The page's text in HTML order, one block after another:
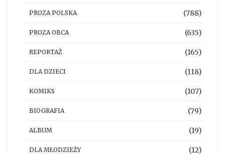
PROZA POLSKA (788)
PROZA OBCA (635)
REPORTAŻ (165)
DLA DZIECI (118)
KOMIKS (107)
BIOGRAFIA (79)
ALBUM (19)
DLA MŁODZIEŻY (12)